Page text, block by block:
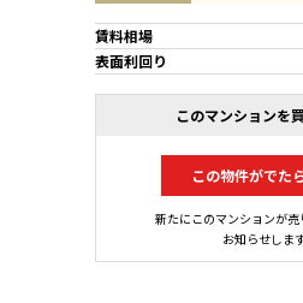
賃料相場
表面利回り
このマンションを
この物件がでた
新たにこのマンションが
お知らせします